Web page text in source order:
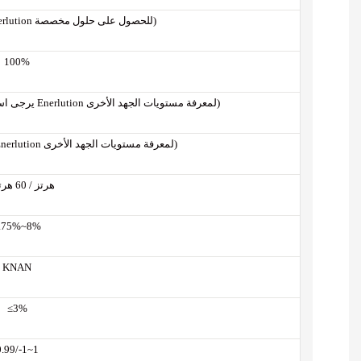
Dy11y11 (استشر شركة Enerlution للحصول على حلول مخصصة)
100%
10 كيلو فولت - 33 كيلو فولت (يرجى استشارة شركة Enerlution لمعرفة مستويات الجهد الأخرى)
690 فولت (يرجى مراجعة شركة Enerlution لمعرفة مستويات الجهد الأخرى)
50 هرتز / 60 هرتز
KNAN
≤3%
1~1